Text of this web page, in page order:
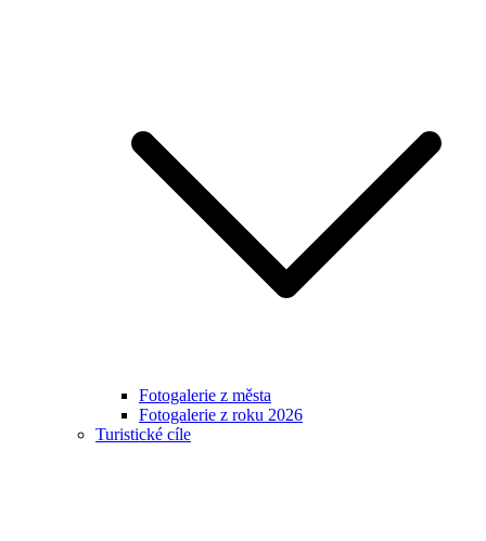
Fotogalerie z města
Fotogalerie z roku 2026
Turistické cíle